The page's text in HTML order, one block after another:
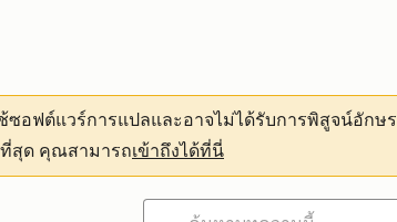
ซอฟต์แวร์การแปลและอาจไม่ได้รับการพิสูจน์อักษร
สุด คุณสามารถเข้าถึงได้ที่นี่